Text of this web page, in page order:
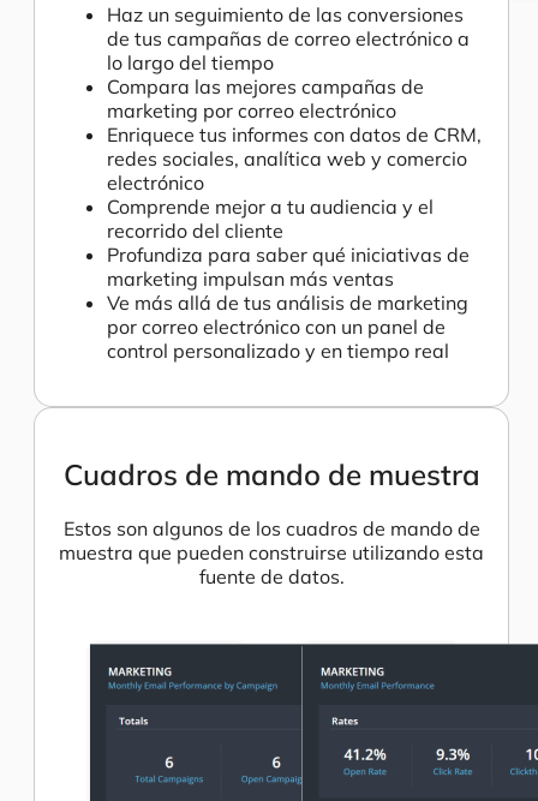
Haz un seguimiento de las conversiones
de tus campañas de correo electrónico a
lo largo del tiempo
Compara las mejores campañas de
marketing por correo electrónico
Enriquece tus informes con datos de CRM,
redes sociales, analítica web y comercio
electrónico
Comprende mejor a tu audiencia y el
recorrido del cliente
Profundiza para saber qué iniciativas de
marketing impulsan más ventas
Ve más allá de tus análisis de marketing
por correo electrónico con un panel de
control personalizado y en tiempo real
Cuadros de mando de muestra
Estos son algunos de los cuadros de mando de
muestra que pueden construirse utilizando esta
fuente de datos.